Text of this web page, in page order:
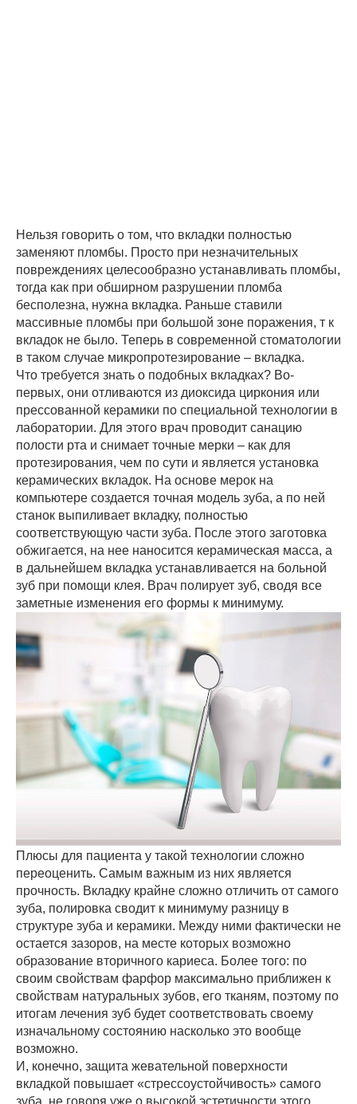
Нельзя говорить о том, что вкладки полностью
заменяют пломбы. Просто при незначительных
повреждениях целесообразно устанавливать пломбы,
тогда как при обширном разрушении пломба
бесполезна, нужна вкладка. Раньше ставили
массивные пломбы при большой зоне поражения, т к
вкладок не было. Теперь в современной стоматологии
в таком случае микропротезирование – вкладка.
Что требуется знать о подобных вкладках? Во-
первых, они отливаются из диоксида циркония или
прессованной керамики по специальной технологии в
лаборатории. Для этого врач проводит санацию
полости рта и снимает точные мерки – как для
протезирования, чем по сути и является установка
керамических вкладок. На основе мерок на
компьютере создается точная модель зуба, а по ней
станок выпиливает вкладку, полностью
соответствующую части зуба. После этого заготовка
обжигается, на нее наносится керамическая масса, а
в дальнейшем вкладка устанавливается на больной
зуб при помощи клея. Врач полирует зуб, сводя все
заметные изменения его формы к минимуму.
Плюсы для пациента у такой технологии сложно
переоценить. Самым важным из них является
прочность. Вкладку крайне сложно отличить от самого
зуба, полировка сводит к минимуму разницу в
структуре зуба и керамики. Между ними фактически не
остается зазоров, на месте которых возможно
образование вторичного кариеса. Более того: по
своим свойствам фарфор максимально приближен к
свойствам натуральных зубов, его тканям, поэтому по
итогам лечения зуб будет соответствовать своему
изначальному состоянию насколько это вообще
возможно.
И, конечно, защита жевательной поверхности
вкладкой повышает «стрессоустойчивость» самого